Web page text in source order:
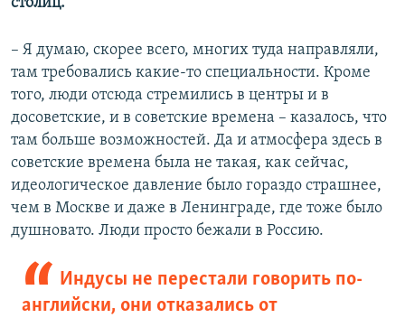
столиц.
–​ Я думаю, скорее всего, многих туда направляли,
там требовались какие-то специальности. Кроме
того, люди отсюда стремились в центры и в
досоветские, и в советские времена – казалось, что
там больше возможностей. Да и атмосфера здесь в
советские времена была не такая, как сейчас,
идеологическое давление было гораздо страшнее,
чем в Москве и даже в Ленинграде, где тоже было
душновато. Люди просто бежали в Россию.
Индусы не перестали говорить по-
английски, они отказались от